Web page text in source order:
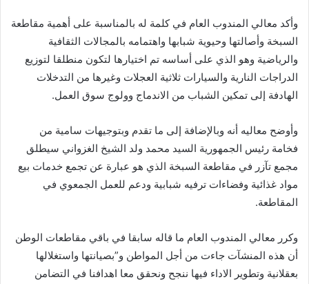
وأكد معالي المندوب العام في كلمة له بالمناسبة على أهمية مقاطعة
السبخة وأصالتها وحيوية شبابها واهتمامه بالمجالات الثقافية
والرياضية وهو الذي على أساسه تم اختيارها لتكون منطلقا لتوزيع
الدراجات النارية والسيارات ثلاثية العجلات وغيرها من التدخلات
الهادفة إلى تمكين الشباب من الاندماج وولوج سوق العمل.
وأوضح معاليه أنه وبالإضافة إلى ما تقدم وبتوجيهات سامية من
فخامة رئيس الجمهورية السيد محمد ولد الشيخ الغزواني سيطلق
مجمع تآزر في مقاطعة السبخة الذي هو عبارة عن تجمع خدمات بيع
مواد غذائية وفضاءات ترفيه شبابية ودعم للعمل الجمعوي في
المقاطعة.
وكرر معالي المندوب العام ما قاله سابقا في باقي مقاطعات الوطن
أن هذه المنشآت جاءت من أجل المواطن و”بصيانتها واستغلالها
بعقلانية وتطوير الاداء فيها ننجح ونحقق معا اهدافنا في التضامن